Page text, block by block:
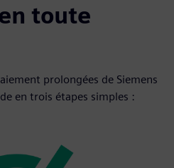
toute
prolongées de Siemens
en trois étapes simples :